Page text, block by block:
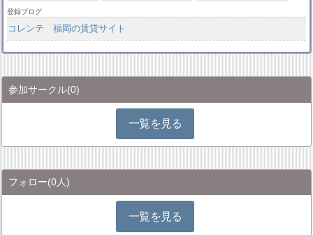
登録ブログ
コレンテ 福岡の賃貸サイト
参加サークル(0)
一覧を見る
フォロー(0人)
一覧を見る